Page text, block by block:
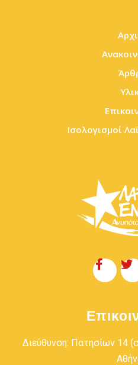
Ισολογισμοί
Διεύθυνση: Πατησίων 14